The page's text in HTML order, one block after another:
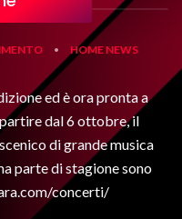
• HOME NEWS
ed è ora pronta a
dal 6 ottobre, il
di grande musica
parte di stagione sono
concerti/